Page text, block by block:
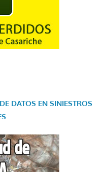
DATOS EN SINIESTROS